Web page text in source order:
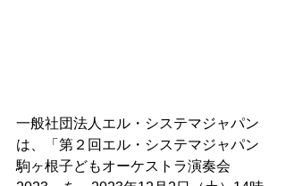
⼀般社団法⼈エル・システマジャパン
は、「第２回エル・システマジャパン
駒ヶ根⼦どもオーケストラ演奏会